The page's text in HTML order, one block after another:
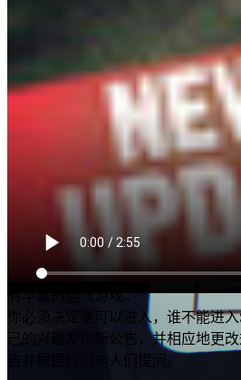
通常每个人都在这里失业。但是你
国家工作。
你家里的每个人都生病或失业，只
州政府为您指定了汽车和房屋。
整个经济都在你手中。
你必须以最有效的方式花费你的薪水
有时你必须牺牲一些才能生存。
如果您想干涉州的事务，您可以加
您只能为家庭的福利工作。如果你
有丰富的运气游戏..
你必须决定谁可以进入，谁不能进入
己的兴趣发布新公告，并相应地更
告并根据规则向人们提问。